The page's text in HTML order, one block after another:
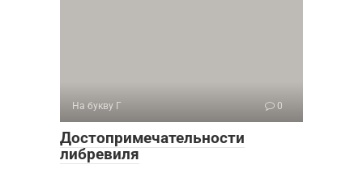
На букву Г 0
Достопримечательности
либревиля